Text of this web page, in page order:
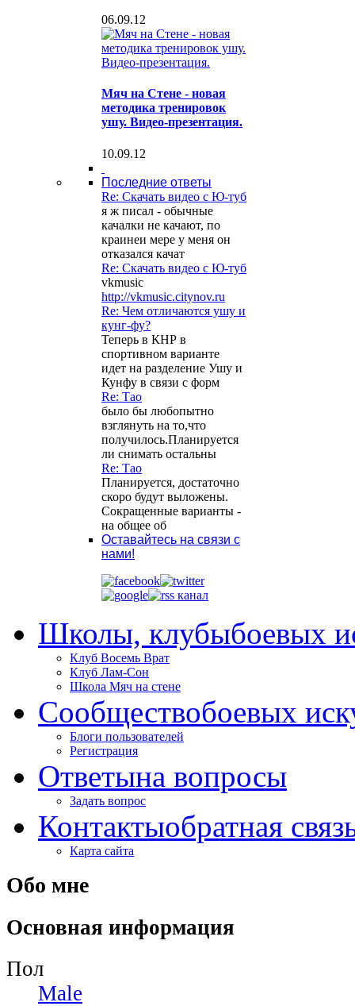
06.09.12
Мяч на Стене - новая
методика тренировок
ушу. Видео-презентация.
10.09.12
Последние ответы
Re: Скачать видео с Ю-туб
я ж писал - обычные
качалки не качают, по
краинеи мере у меня он
отказался качат
Re: Скачать видео с Ю-туб
vkmusic
http://vkmusic.citynov.ru
Re: Чем отличаются ушу и
кунг-фу?
Теперь в КНР в
спортивном варианте
идет на разделение Ушу и
Кунфу в связи с форм
Re: Тао
было бы любопытно
взглянуть на то,что
получилось.Планируется
ли снимать остальны
Re: Тао
Планируется, достаточно
скоро будут выложены.
Сокращенные варианты -
на общее об
Оставайтесь на связи с
нами!
Школы, клубыбоевых
Клуб Восемь Врат
Клуб Лам-Сон
Школа Мяч на стене
Сообществобоевых
Блоги пользователей
Регистрация
Ответына вопросы
Задать вопрос
Контактыобратная
Карта сайта
Обо мне
Основная информация
Пол
Male